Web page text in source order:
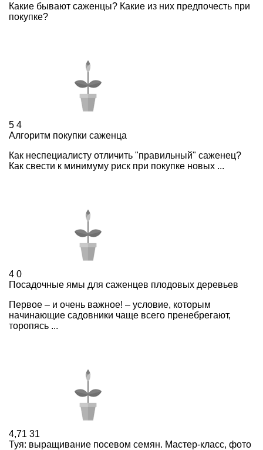
Какие бывают саженцы? Какие из них предпочесть при
покупке?
5 4
Алгоритм покупки саженца
Как неспециалисту отличить "правильный" саженец?
Как свести к минимуму риск при покупке новых ...
4 0
Посадочные ямы для саженцев плодовых деревьев
Первое – и очень важное! – условие, которым
начинающие садовники чаще всего пренебрегают,
торопясь ...
4,71 31
Туя: выращивание посевом семян. Мастер-класс, фото